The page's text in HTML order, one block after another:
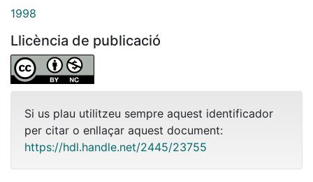
1998
Llicència de publicació
Si us plau utilitzeu sempre aquest identificador
per citar o enllaçar aquest document:
https://hdl.handle.net/2445/23755